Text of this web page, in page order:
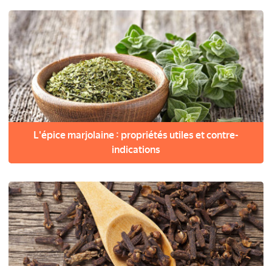
L'épice marjolaine : propriétés utiles et contre-
indications